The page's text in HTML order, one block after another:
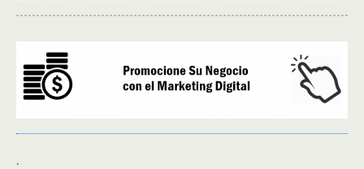
.